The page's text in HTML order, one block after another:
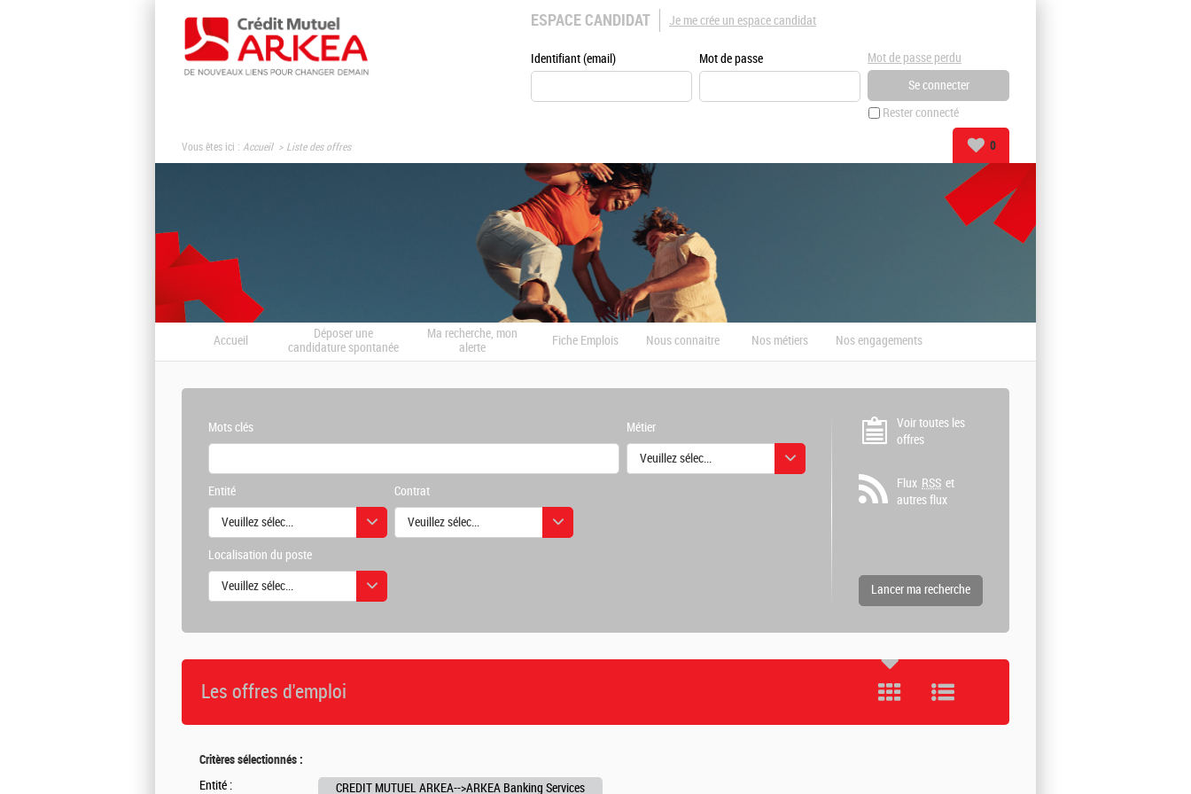
ESPACE CANDIDAT
Identifiant (email) Mot de passe
Rester connecté
Mot de passe perdu
Je me crée un espace candidat
Vous êtes ici : Accueil Liste des offres 0
Accueil
Déposer une
candidature spontanée
Ma recherche, mon
alerte
Fiche Emplois Nous connaitre Nos métiers Nos engagements
Mots clés Métier
Veuillez sélectionner une ou des valeurs
Entité
Veuillez sélectionner une ou des valeurs
Contrat
Veuillez sélectionner une ou des valeurs
Localisation du poste
Veuillez sélectionner une ou des valeurs
Voir toutes les
offres
Flux RSS et
autres flux
Les offres d'emploi
Critères sélectionnés :
Entité : CREDIT MUTUEL ARKEA-->ARKEA Banking Services